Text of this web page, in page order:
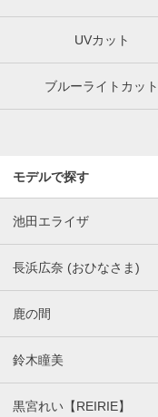
UVカット
ブルーライトカット
モデルで探す
池田エライザ
長浜広奈 (おひなさま)
鹿の間
鈴木瞳美
黒宮れい【REIRIE】